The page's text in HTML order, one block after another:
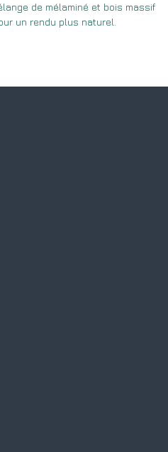
de mélaminé et bois massif
un rendu plus naturel.